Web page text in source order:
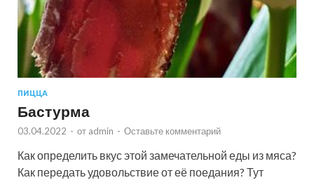
ПИЦЦА
Бастурма
03.04.2022 - от admin - Оставьте комментарий
Как определить вкус этой замечательной еды из мяса?
Как передать удовольствие от её поедания? Тут